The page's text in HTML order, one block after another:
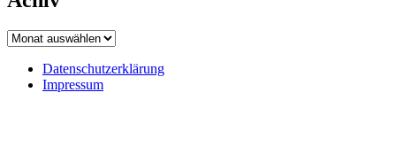
Achiv
Datenschutzerklärung
Impressum